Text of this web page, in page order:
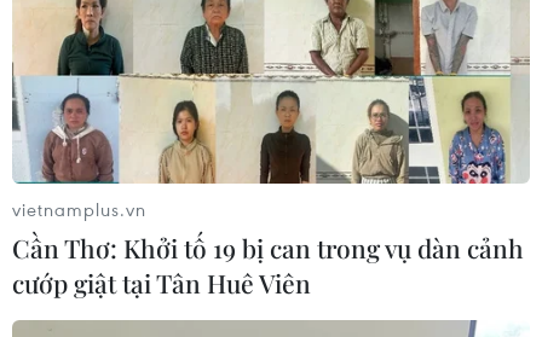
vietnamplus.vn
Cần Thơ: Khởi tố 19 bị can trong vụ dàn cảnh
cướp giật tại Tân Huê Viên